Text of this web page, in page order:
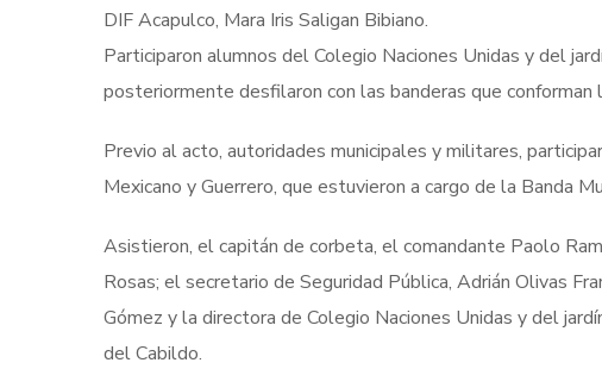
DIF Acapulco, Mara Iris Saligan Bibiano.
Participaron alumnos del Colegio Naciones Unidas y del
posteriormente desfilaron con las banderas que conforman
Previo al acto, autoridades municipales y militares,
Mexicano y Guerrero, que estuvieron a cargo de la Banda
Asistieron, el capitán de corbeta, el comandante Paolo
Rosas; el secretario de Seguridad Pública, Adrián Olivas
Gómez y la directora de Colegio Naciones Unidas y del
del Cabildo.